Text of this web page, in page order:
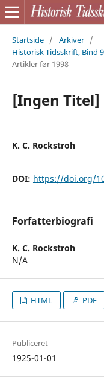
Startside / Arkiver /
Historisk Tidsskrift, Bind
Artikler før 1998
[Ingen Titel]
K. C. Rockstroh
DOI: https://doi.org/
Forfatterbiografi
K. C. Rockstroh
N/A
HTML PDF
Publiceret
1925-01-01